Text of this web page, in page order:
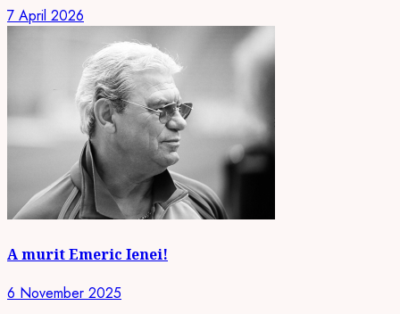
7 April 2026
A murit Emeric Ienei!
6 November 2025